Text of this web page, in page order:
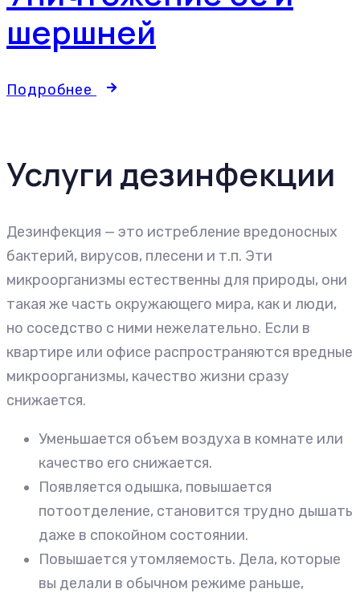
шершней
Подробнее
Услуги дезинфекции
Дезинфекция — это истребление вредоносных
бактерий, вирусов, плесени и т.п. Эти
микроорганизмы естественны для природы, они
такая же часть окружающего мира, как и люди,
но соседство с ними нежелательно. Если в
квартире или офисе распространяются вредные
микроорганизмы, качество жизни сразу
снижается.
Уменьшается объем воздуха в комнате или
качество его снижается.
Появляется одышка, повышается
потоотделение, становится трудно дышать
даже в спокойном состоянии.
Повышается утомляемость. Дела, которые
вы делали в обычном режиме раньше,